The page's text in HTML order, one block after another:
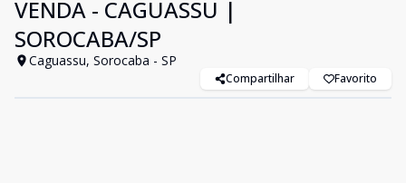
VENDA - CAGUASSU |
SOROCABA/SP
Caguassu, Sorocaba - SP
Compartilhar Favorito